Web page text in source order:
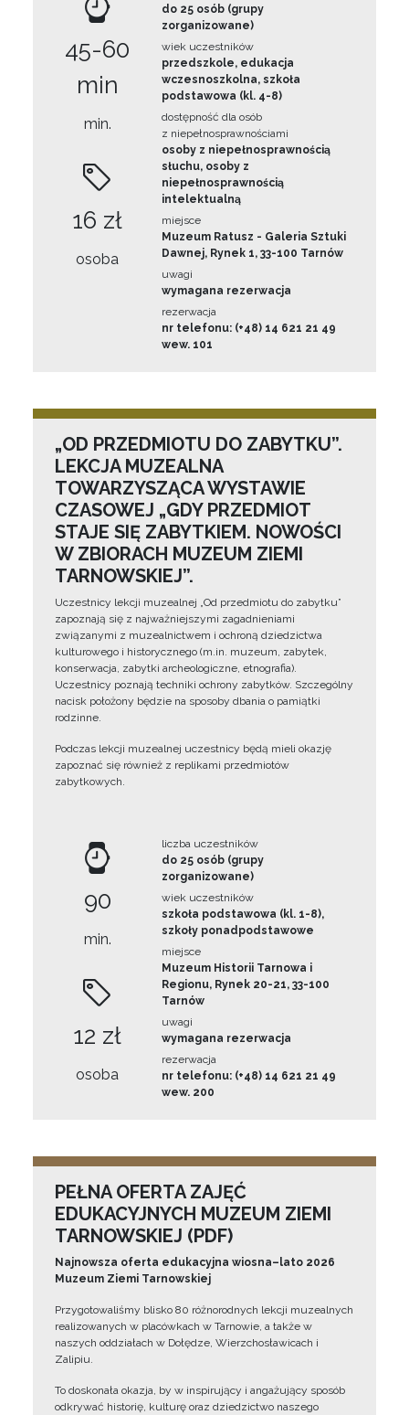
45-60
min
min.
16 zł
osoba
do 25 osób (grupy
zorganizowane)
wiek uczestników
przedszkole, edukacja
wczesnoszkolna, szkoła
podstawowa (kl. 4-8)
dostępność dla osób
z niepełnosprawnościami
osoby z niepełnosprawnością
słuchu, osoby z
niepełnosprawnością
intelektualną
miejsce
Muzeum Ratusz - Galeria Sztuki
Dawnej, Rynek 1, 33-100 Tarnów
uwagi
wymagana rezerwacja
rezerwacja
nr telefonu: (+48) 14 621 21 49
wew. 101
„OD PRZEDMIOTU DO ZABYTKU”.
LEKCJA MUZEALNA
TOWARZYSZĄCA WYSTAWIE
CZASOWEJ „GDY PRZEDMIOT
STAJE SIĘ ZABYTKIEM. NOWOŚCI
W ZBIORACH MUZEUM ZIEMI
TARNOWSKIEJ”.
Uczestnicy lekcji muzealnej „Od przedmiotu do zabytku”
zapoznają się z najważniejszymi zagadnieniami
związanymi z muzealnictwem i ochroną dziedzictwa
kulturowego i historycznego (m.in. muzeum, zabytek,
konserwacja, zabytki archeologiczne, etnografia).
Uczestnicy poznają techniki ochrony zabytków. Szczególny
nacisk położony będzie na sposoby dbania o pamiątki
rodzinne.
Podczas lekcji muzealnej uczestnicy będą mieli okazję
zapoznać się również z replikami przedmiotów
zabytkowych.
90
min.
12 zł
osoba
liczba uczestników
do 25 osób (grupy
zorganizowane)
wiek uczestników
szkoła podstawowa (kl. 1-8),
szkoły ponadpodstawowe
miejsce
Muzeum Historii Tarnowa i
Regionu, Rynek 20-21, 33-100
Tarnów
uwagi
wymagana rezerwacja
rezerwacja
nr telefonu: (+48) 14 621 21 49
wew. 200
PEŁNA OFERTA ZAJĘĆ
EDUKACYJNYCH MUZEUM ZIEMI
TARNOWSKIEJ (PDF)
Najnowsza oferta edukacyjna wiosna–lato 2026
Muzeum Ziemi Tarnowskiej
Przygotowaliśmy blisko 80 różnorodnych lekcji muzealnych
realizowanych w placówkach w Tarnowie, a także w
naszych oddziałach w Dołędze, Wierzchosławicach i
Zalipiu.
To doskonała okazja, by w inspirujący i angażujący sposób
odkrywać historię, kulturę oraz dziedzictwo naszego